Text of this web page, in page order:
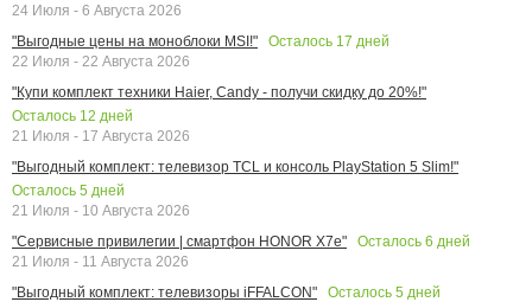
24 Июля - 6 Августа 2026
"Выгодные цены на моноблоки MSI!"
Осталось 17 дней
22 Июля - 22 Августа 2026
"Купи комплект техники Haier, Candy - получи скидку до 20%!"
Осталось 12 дней
21 Июля - 17 Августа 2026
"Выгодный комплект: телевизор TCL и консоль PlayStation 5 Slim!"
Осталось 5 дней
21 Июля - 10 Августа 2026
"Сервисные привилегии | смартфон HONOR X7e"
Осталось 6 дней
21 Июля - 11 Августа 2026
"Выгодный комплект: телевизоры iFFALCON"
Осталось 5 дней